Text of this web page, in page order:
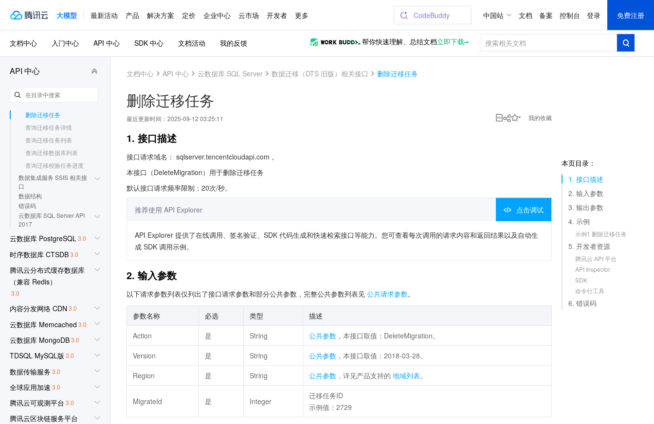
大模型 最新活动 产品 解决方案 定价 企业中心 云市场 开发者 更多 CodeBuddy 中国站 文档 备案 控制台 登录 免费注册
API 中心
数据迁移（DTS 旧版）相关
创建迁移任务
执行迁移任务
删除迁移任务
查询迁移任务详情
查询迁移任务列表
查询迁移数据库列表
查询迁移校验任务进度
数据集成服务 SSIS 相关接
口
数据结构
错误码
云数据库 SQL Server API
2017
云数据库 PostgreSQL3.0
时序数据库 CTSDB3.0
腾讯云分布式缓存数据库
（兼容 Redis）
3.0
内容分发网络 CDN 3.0
云数据库 Memcached 3.0
云数据库 MongoDB3.0
TDSQL MySQL版 3.0
数据传输服务 3.0
全球应用加速 3.0
腾讯云可观测平台 3.0
腾讯云区块链服务平台
文档中心 入门中心 API 中心 SDK 中心 文档活动 我的反馈 帮你快速理解、总结文档立即下载
文档中心 API 中心 云数据库 SQL Server 数据迁移（DTS 旧版）相关接口 删除迁移任务
删除迁移任务
最近更新时间： 2025-09-12 03:25:11 我的收藏
本页目录：
1. 接口描述
2. 输入参数
3. 输出参数
4. 示例
示例1 删除迁移任务
5. 开发者资源
腾讯云 API 平台
API Inspector
SDK
命令行工具
6. 错误码
1. 接口描述
接口请求域名： sqlserver.tencentcloudapi.com 。
本接口（DeleteMigration）用于删除迁移任务
默认接口请求频率限制：20次/秒。
推荐使用 API Explorer 点击调试
API Explorer 提供了在线调用、签名验证、SDK 代码生成和快速检索接口等能力。您可查看每次调用的请求内容和返回结果以及自动生
成 SDK 调用示例。
2. 输入参数
以下请求参数列表仅列出了接口请求参数和部分公共参数，完整公共参数列表见 公共请求参数。
参数名称 必选 类型 描述
Action 是 String 公共参数 ，本接口取值：DeleteMigration。
Version 是 String 公共参数 ，本接口取值：2018-03-28。
Region 是 String 公共参数 ，详见产品支持的 地域列表。
MigrateId 是 Integer
迁移任务ID
示例值：2729